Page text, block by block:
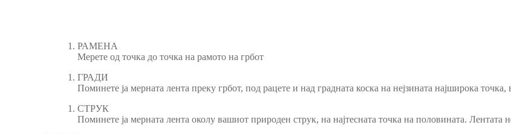
РАМЕНА
Мерете од точка до точка на рамото на грбот
ГРАДИ
Поминете ја мерната лента преку грбот, под рацете и над градната коска на нејзината најширока
СТРУК
Поминете ја мерната лента околу вашиот природен струк, на најтесната точка на половината. Лентата